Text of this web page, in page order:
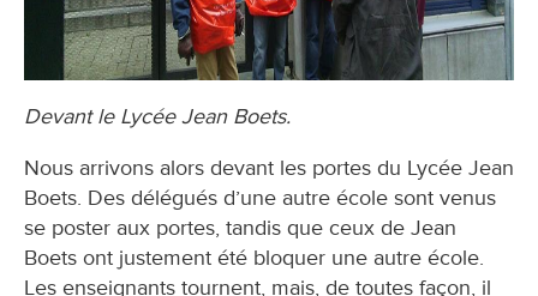
Devant le Lycée Jean Boets.
Nous arrivons alors devant les portes du Lycée Jean
Boets. Des délégués d’une autre école sont venus
se poster aux portes, tandis que ceux de Jean
Boets ont justement été bloquer une autre école.
Les enseignants tournent, mais, de toutes façon, il